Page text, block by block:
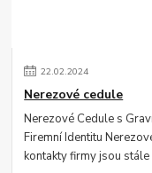
22.02.2024
Nerezové cedule
Nerezové Cedule s
Firemní Identitu
kontakty firmy jsou